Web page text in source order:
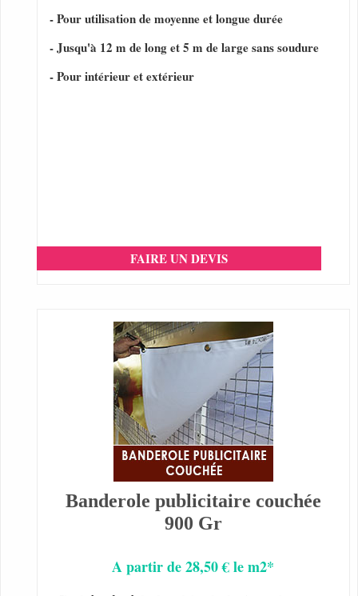
- Pour utilisation de moyenne et longue durée
- Jusqu'à 12 m de long et 5 m de large sans soudure
- Pour intérieur et extérieur
FAIRE UN DEVIS
Banderole publicitaire couchée
900 Gr
A partir de 28,50 € le m2*